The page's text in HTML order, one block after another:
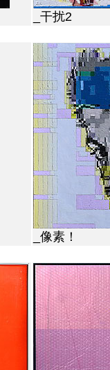
_干扰2
_像素！